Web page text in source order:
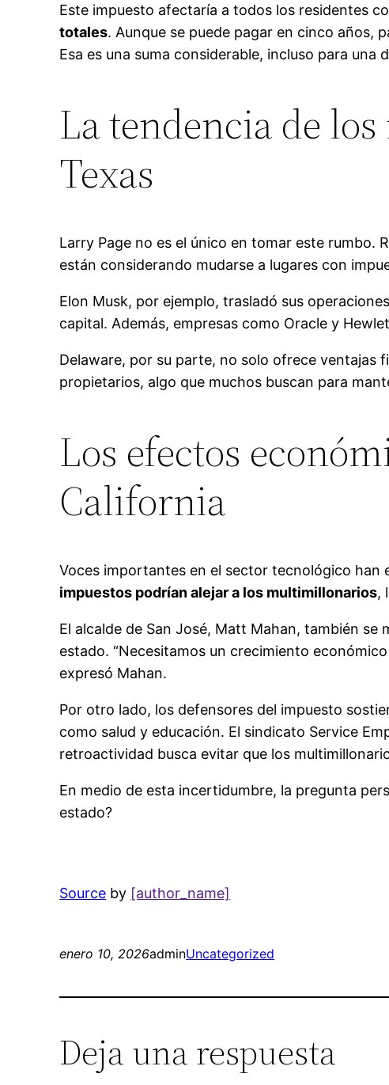
Este impuesto afectaría a todos los residentes
totales. Aunque se puede pagar en cinco años,
Esa es una suma considerable, incluso para una
La tendencia de
Texas
Larry Page no es el único en tomar este rumbo.
están considerando mudarse a lugares con
Elon Musk, por ejemplo, trasladó sus
capital. Además, empresas como Oracle y
Delaware, por su parte, no solo ofrece ventajas
propietarios, algo que muchos buscan para
Los efectos
California
Voces importantes en el sector tecnológico han
impuestos podrían alejar a los multimillonarios,
El alcalde de San José, Matt Mahan, también
estado. “Necesitamos un crecimiento
expresó Mahan.
Por otro lado, los defensores del impuesto
como salud y educación. El sindicato Service
retroactividad busca evitar que los
En medio de esta incertidumbre, la pregunta
estado?
Source by [author_name]
enero 10, 2026adminUncategorized
Deja una respuesta